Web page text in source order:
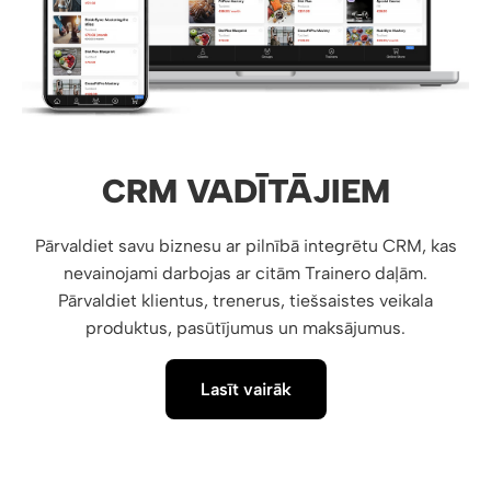
CRM VADĪTĀJIEM
Pārvaldiet savu biznesu ar pilnībā integrētu CRM, kas
nevainojami darbojas ar citām Trainero daļām.
Pārvaldiet klientus, trenerus, tiešsaistes veikala
produktus, pasūtījumus un maksājumus.
Lasīt vairāk